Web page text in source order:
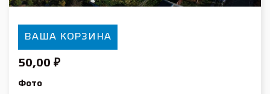
ВАША КОРЗИНА
50,00 ₽
Фото